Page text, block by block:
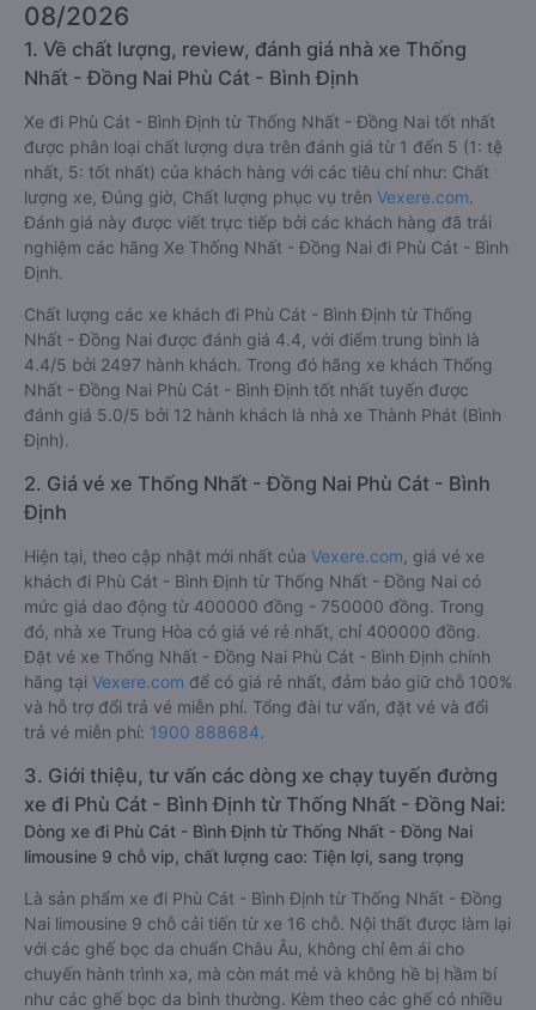
08/2026
1. Về chất lượng, review, đánh giá nhà xe Thống
Nhất - Đồng Nai Phù Cát - Bình Định
Xe đi Phù Cát - Bình Định từ Thống Nhất - Đồng Nai tốt nhất
được phân loại chất lượng dựa trên đánh giá từ 1 đến 5 (1: tệ
nhất, 5: tốt nhất) của khách hàng với các tiêu chí như: Chất
lượng xe, Đúng giờ, Chất lượng phục vụ trên Vexere.com.
Đánh giá này được viết trực tiếp bởi các khách hàng đã trải
nghiệm các hãng Xe Thống Nhất - Đồng Nai đi Phù Cát - Bình
Định.
Chất lượng các xe khách đi Phù Cát - Bình Định từ Thống
Nhất - Đồng Nai được đánh giá 4.4, với điểm trung bình là
4.4/5 bởi 2497 hành khách. Trong đó hãng xe khách Thống
Nhất - Đồng Nai Phù Cát - Bình Định tốt nhất tuyến được
đánh giá 5.0/5 bởi 12 hành khách là nhà xe Thành Phát (Bình
Định).
2. Giá vé xe Thống Nhất - Đồng Nai Phù Cát - Bình
Định
Hiện tại, theo cập nhật mới nhất của Vexere.com , giá vé xe
khách đi Phù Cát - Bình Định từ Thống Nhất - Đồng Nai có
mức giá dao động từ 400000 đồng - 750000 đồng. Trong
đó, nhà xe Trung Hòa có giá vé rẻ nhất, chỉ 400000 đồng.
Đặt vé xe Thống Nhất - Đồng Nai Phù Cát - Bình Định chính
hãng tại Vexere.com để có giá rẻ nhất, đảm bảo giữ chỗ 100%
và hỗ trợ đổi trả vé miễn phí. Tổng đài tư vấn, đặt vé và đổi
trả vé miễn phí: 1900 888684.
3. Giới thiệu, tư vấn các dòng xe chạy tuyến đường
xe đi Phù Cát - Bình Định từ Thống Nhất - Đồng Nai:
Dòng xe đi Phù Cát - Bình Định từ Thống Nhất - Đồng Nai
limousine 9 chỗ vip, chất lượng cao: Tiện lợi, sang trọng
Là sản phẩm xe đi Phù Cát - Bình Định từ Thống Nhất - Đồng
Nai limousine 9 chỗ cải tiến từ xe 16 chỗ. Nội thất được làm lại
với các ghế bọc da chuẩn Châu Âu, không chỉ êm ái cho
chuyến hành trình xa, mà còn mát mẻ và không hề bị hầm bí
như các ghế bọc da bình thường. Kèm theo các ghế có nhiều